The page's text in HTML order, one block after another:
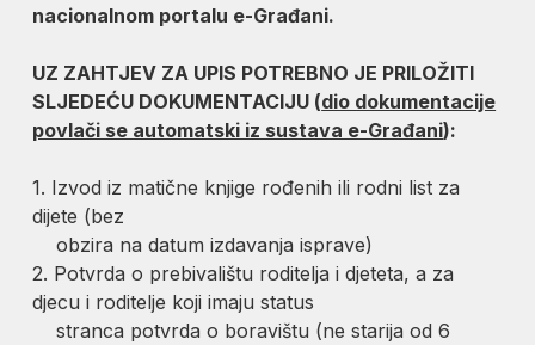
nacionalnom portalu e-Građani.
UZ ZAHTJEV ZA UPIS POTREBNO JE PRILOŽITI
SLJEDEĆU DOKUMENTACIJU (dio dokumentacije
povlači se automatski iz sustava e-Građani):
1. Izvod iz matične knjige rođenih ili rodni list za
dijete (bez
obzira na datum izdavanja isprave)
2. Potvrda o prebivalištu roditelja i djeteta, a za
djecu i roditelje koji imaju status
stranca potvrda o boravištu (ne starija od 6